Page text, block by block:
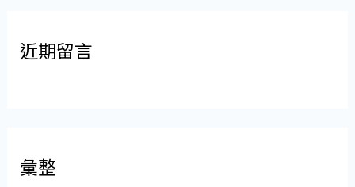
近期留言
彙整